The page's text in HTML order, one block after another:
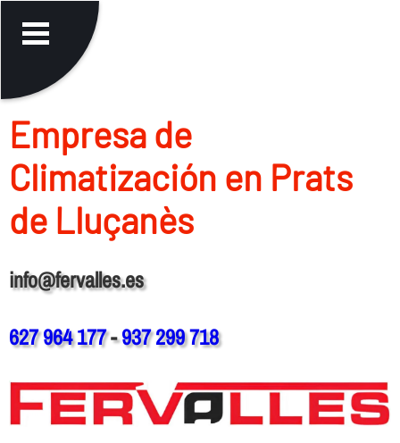
Empresa de
Climatización en Prats
de Lluçanès
info@fervalles.es
627 964 177-937 299 718